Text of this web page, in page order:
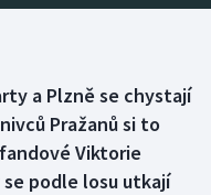
a Plzně se chystají
Pražanů si to
Viktorie
podle losu utkají